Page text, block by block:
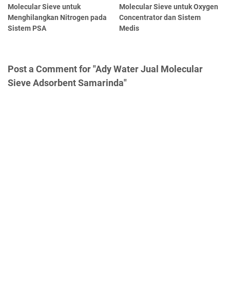
Molecular Sieve untuk
Menghilangkan Nitrogen pada
Sistem PSA
Molecular Sieve untuk Oxygen
Concentrator dan Sistem
Medis
Post a Comment for "Ady Water Jual Molecular
Sieve Adsorbent Samarinda"